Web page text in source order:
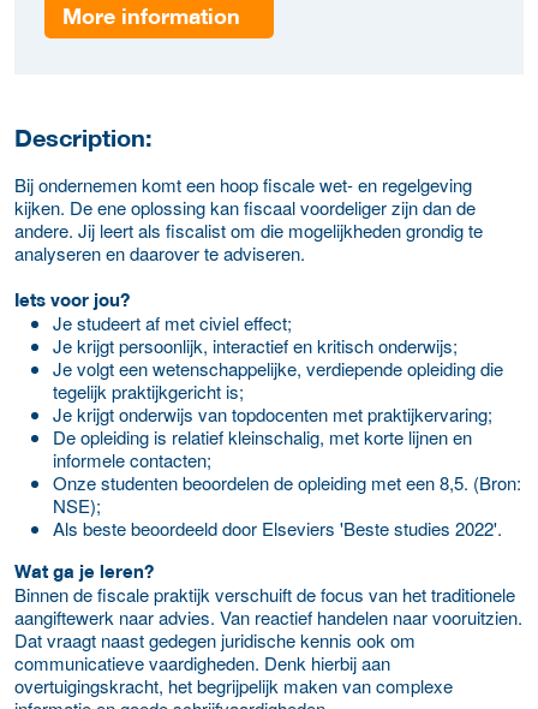
More information
Description:
Bij ondernemen komt een hoop fiscale wet- en regelgeving
kijken. De ene oplossing kan fiscaal voordeliger zijn dan de
andere. Jij leert als fiscalist om die mogelijkheden grondig te
analyseren en daarover te adviseren.
Iets voor jou?
Je studeert af met civiel effect;
Je krijgt persoonlijk, interactief en kritisch onderwijs;
Je volgt een wetenschappelijke, verdiepende opleiding die
tegelijk praktijkgericht is;
Je krijgt onderwijs van topdocenten met praktijkervaring;
De opleiding is relatief kleinschalig, met korte lijnen en
informele contacten;
Onze studenten beoordelen de opleiding met een 8,5. (Bron:
NSE);
Als beste beoordeeld door Elseviers 'Beste studies 2022'.
Wat ga je leren?
Binnen de fiscale praktijk verschuift de focus van het traditionele
aangiftewerk naar advies. Van reactief handelen naar vooruitzien.
Dat vraagt naast gedegen juridische kennis ook om
communicatieve vaardigheden. Denk hierbij aan
overtuigingskracht, het begrijpelijk maken van complexe